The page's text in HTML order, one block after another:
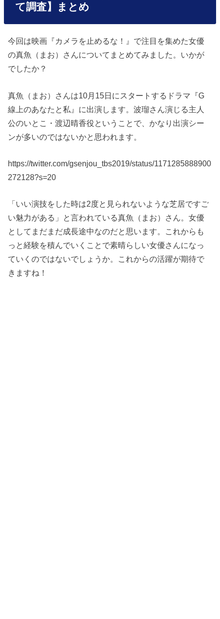
て調査】まとめ
今回は映画『カメラを止めるな！』で注目を集めた女優
の真魚（まお）さんについてまとめてみました。いかが
でしたか？
真魚（まお）さんは10月15日にスタートするドラマ『G
線上のあなたと私』に出演します。波瑠さん演じる主人
公のいとこ・渡辺晴香役ということで、かなり出演シー
ンが多いのではないかと思われます。
https://twitter.com/gsenjou_tbs2019/status/1171285888900
272128?s=20
「いい演技をした時は2度と見られないような芝居ですご
い魅力がある」と言われている真魚（まお）さん。女優
としてまだまだ成長途中なのだと思います。これからも
っと経験を積んでいくことで素晴らしい女優さんになっ
ていくのではないでしょうか。これからの活躍が期待で
きますね！